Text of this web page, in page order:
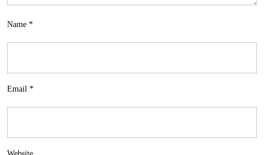
Name *
Email *